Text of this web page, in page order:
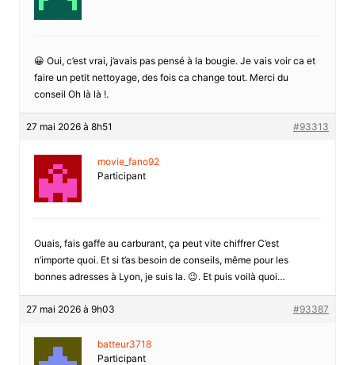
😀 Oui, c’est vrai, j’avais pas pensé à la bougie. Je vais voir ca et
faire un petit nettoyage, des fois ca change tout. Merci du
conseil Oh là là !.
27 mai 2026 à 8h51 #93313
movie_fano92
Participant
Ouais, fais gaffe au carburant, ça peut vite chiffrer C’est
n’importe quoi. Et si t’as besoin de conseils, même pour les
bonnes adresses à Lyon, je suis la. 😉. Et puis voilà quoi…
27 mai 2026 à 9h03 #93387
batteur3718
Participant